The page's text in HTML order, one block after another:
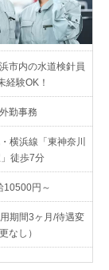
市内の水道検針員
経験OK！
外勤事務
横浜線「東神奈川
徒歩7分
10500円～
期間3ヶ月/待遇変
更なし）